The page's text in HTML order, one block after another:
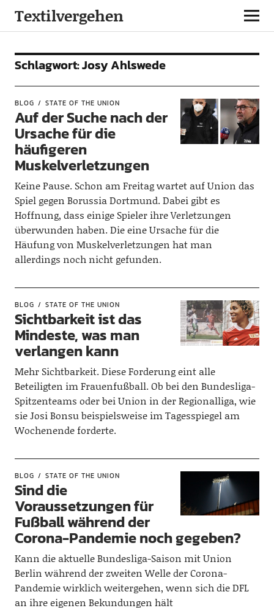
Textilvergehen
Schlagwort:Josy Ahlswede
BLOG STATE OF THE UNION
Auf der Suche nach der
Ursache für die
häufigeren
Muskelverletzungen
Keine Pause. Schon am Freitag wartet auf Union das
Spiel gegen Borussia Dortmund. Dabei gibt es
Hoffnung, dass einige Spieler ihre Verletzungen
überwunden haben. Die eine Ursache für die
Häufung von Muskelverletzungen hat man
allerdings noch nicht gefunden.
BLOG STATE OF THE UNION
Sichtbarkeit ist das
Mindeste, was man
verlangen kann
Mehr Sichtbarkeit. Diese Forderung eint alle
Beteiligten im Frauenfußball. Ob bei den Bundesliga-
Spitzenteams oder bei Union in der Regionalliga, wie
sie Josi Bonsu beispielsweise im Tagesspiegel am
Wochenende forderte.
BLOG STATE OF THE UNION
Sind die
Voraussetzungen für
Fußball während der
Corona-Pandemie noch gegeben?
Kann die aktuelle Bundesliga-Saison mit Union
Berlin während der zweiten Welle der Corona-
Pandemie wirklich weitergehen, wenn sich die DFL
an ihre eigenen Bekundungen hält